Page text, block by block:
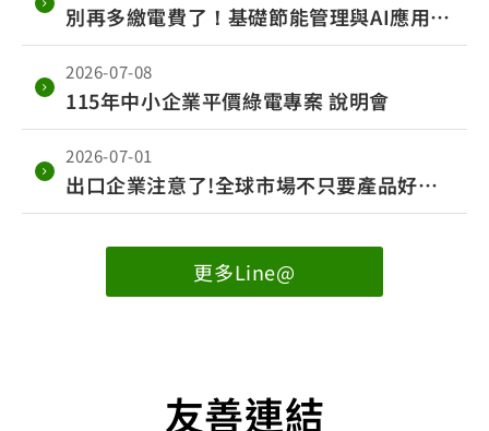
別再多繳電費了！基礎節能管理與AI應用培
訓班，免費幫你把節能眉角一次搞懂～
2026-07-08
115年中小企業平價綠電專案 說明會
2026-07-01
出口企業注意了!全球市場不只要產品好
用，更要低碳、循環、永續~您準備好了嗎?
更多Line@
友善連結